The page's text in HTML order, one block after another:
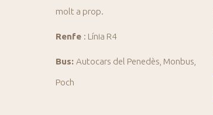
molt a prop.
Renfe : Línia R4
Bus: Autocars del Penedès, Monbus,
Poch